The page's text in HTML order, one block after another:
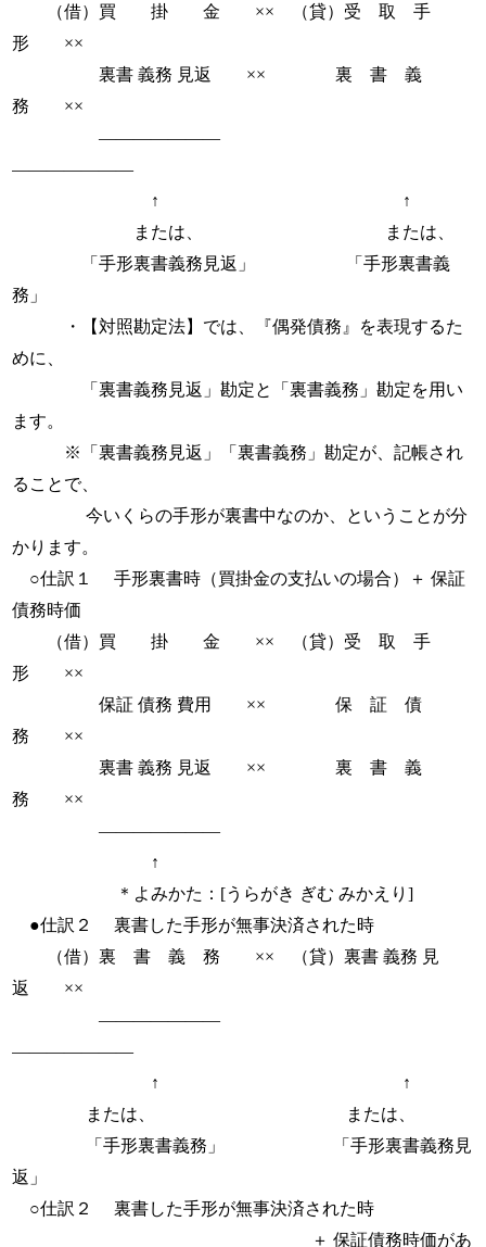
（借）買 掛 金 ×× （貸）受 取 手
形 ××
裏書 義務 見返 ×× 裏 書 義
務 ××
―――――――
―――――――
↑ ↑
または、 または、
「手形裏書義務見返」 「手形裏書義
務」
・【対照勘定法】では、『偶発債務』を表現するた
めに、
「裏書義務見返」勘定と「裏書義務」勘定を用い
ます。
※「裏書義務見返」「裏書義務」勘定が、記帳され
ることで、
今いくらの手形が裏書中なのか、ということが分
かります。
○仕訳１ 手形裏書時（買掛金の支払いの場合）＋ 保証
債務時価
（借）買 掛 金 ×× （貸）受 取 手
形 ××
保証 債務 費用 ×× 保 証 債
務 ××
裏書 義務 見返 ×× 裏 書 義
務 ××
―――――――
↑
＊よみかた：[うらがき ぎむ みかえり]
●仕訳２ 裏書した手形が無事決済された時
（借）裏 書 義 務 ×× （貸）裏書 義務 見
返 ××
―――――――
―――――――
↑ ↑
または、 または、
「手形裏書義務」 「手形裏書義務見
返」
○仕訳２ 裏書した手形が無事決済された時
＋ 保証債務時価があ